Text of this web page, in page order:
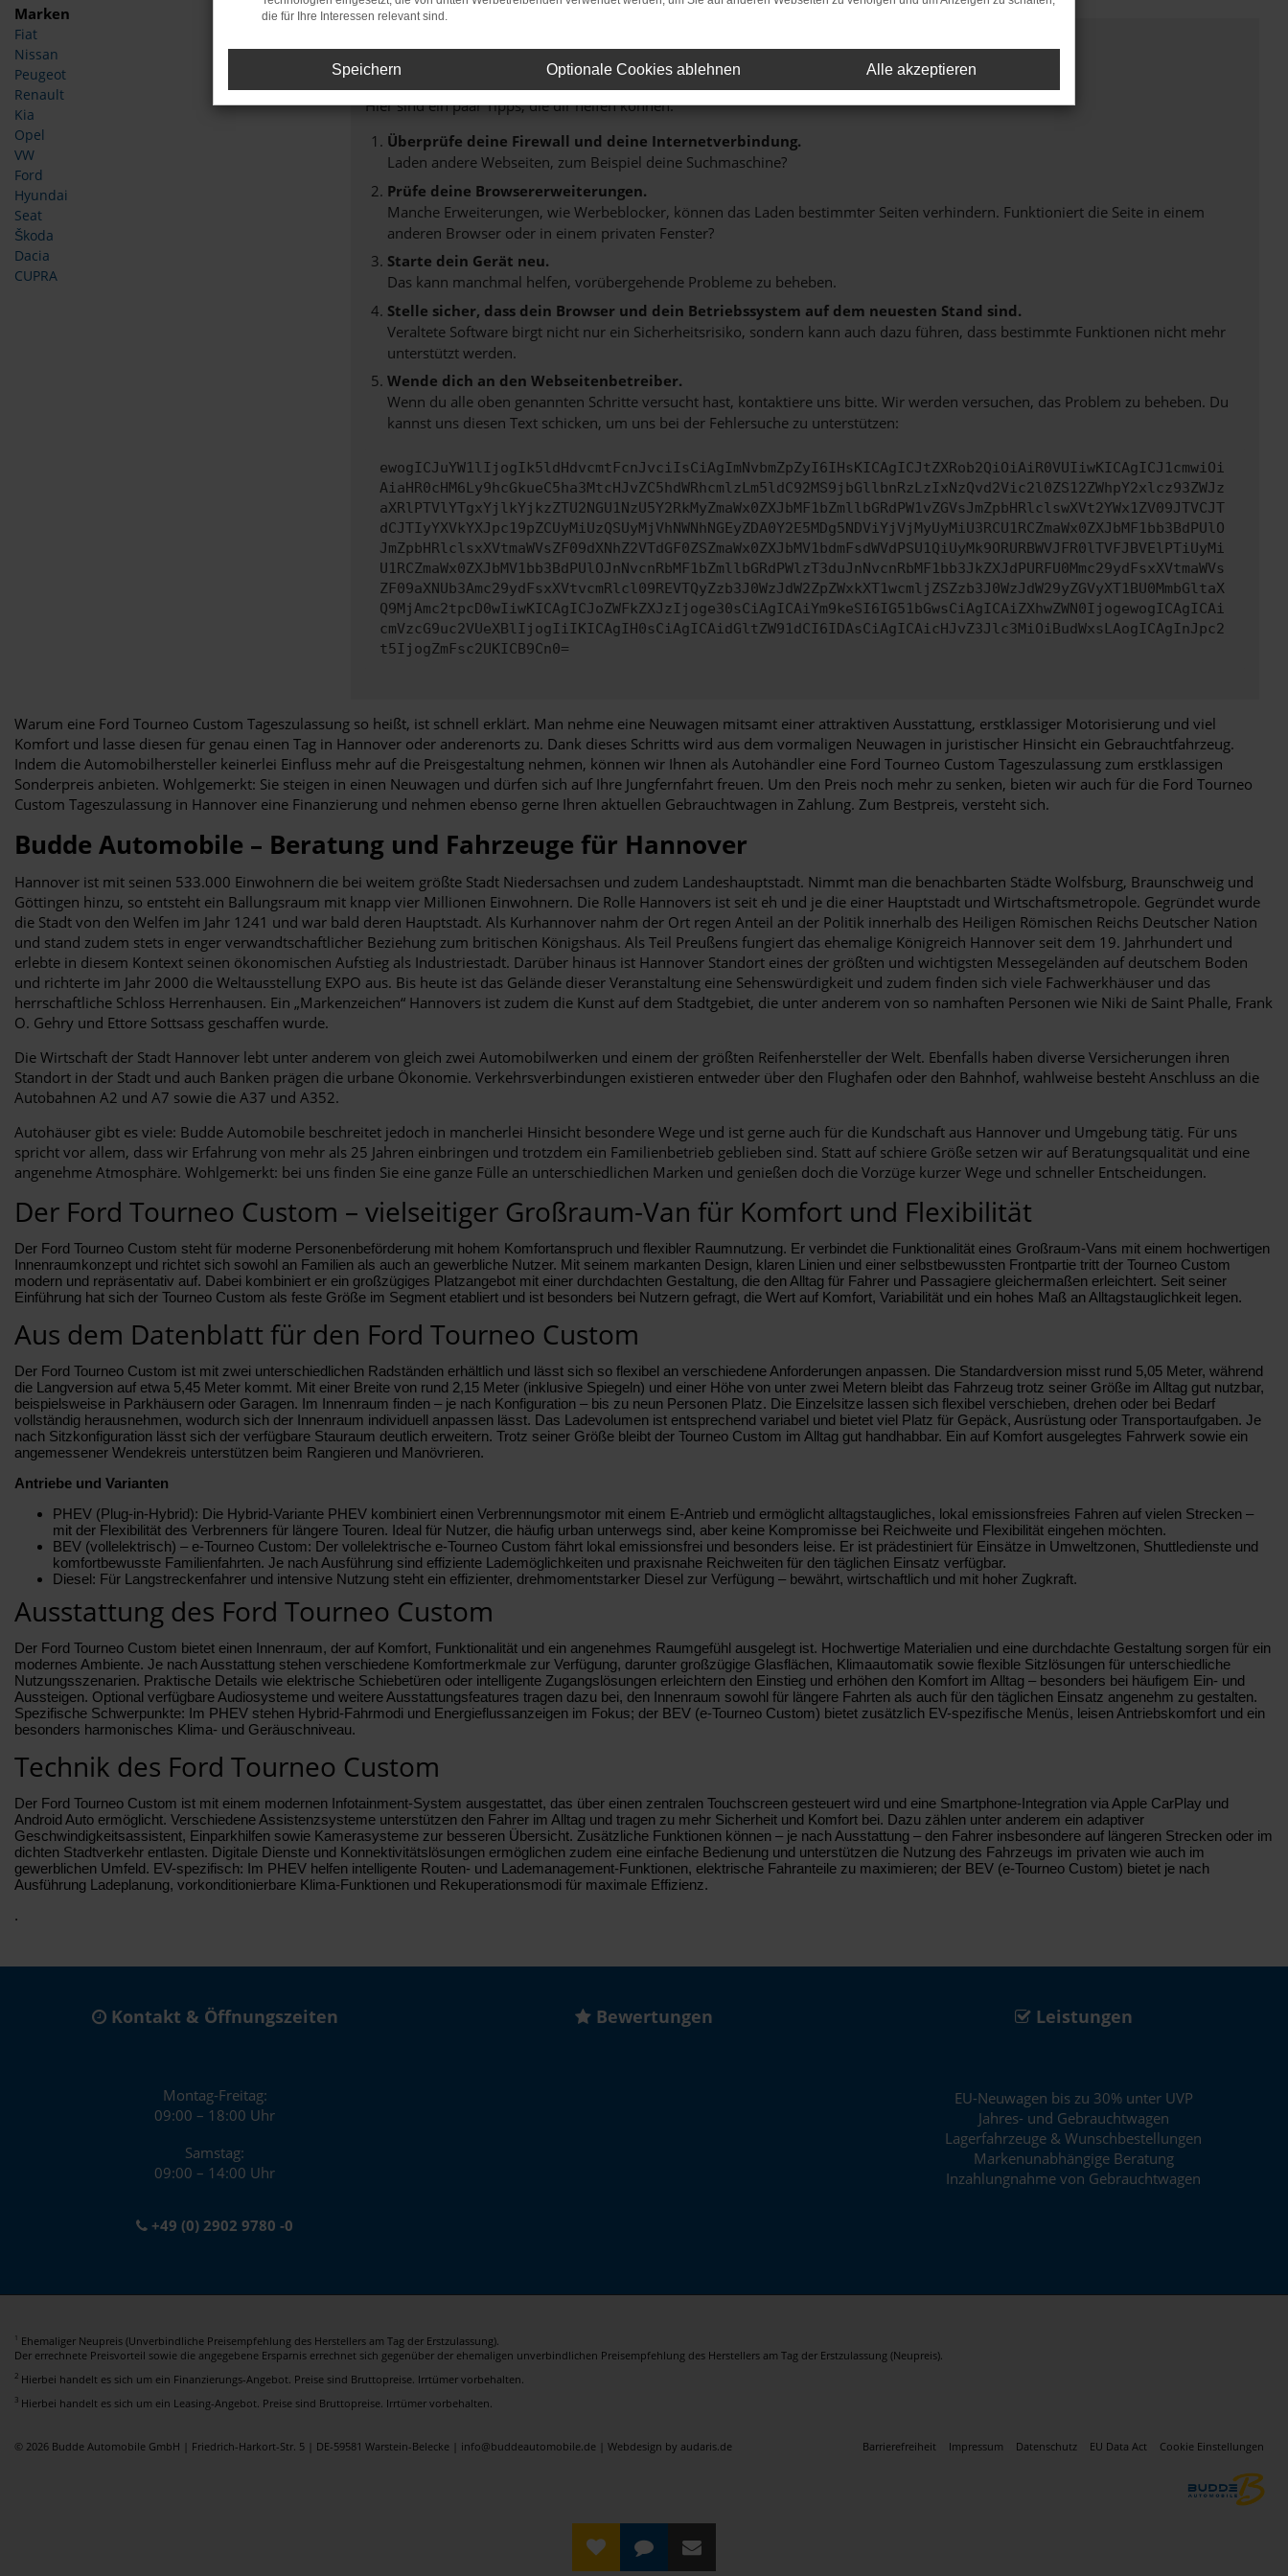
Marken
Fiat
Nissan
Peugeot
Renault
Kia
Opel
VW
Ford
Hyundai
Seat
Škoda
Dacia
CUPRA
Fehler: Network Error
Hier sind ein paar Tipps, die dir helfen können:
Überprüfe deine Firewall und deine Internetverbindung.
Laden andere Webseiten, zum Beispiel deine Suchmaschine?
Prüfe deine Browsererweiterungen.
Manche Erweiterungen, wie Werbeblocker, können das Laden bestimmter Seiten verhindern. Funktioniert die Seite in einem
anderen Browser oder in einem privaten Fenster?
Starte dein Gerät neu.
Das kann manchmal helfen, vorübergehende Probleme zu beheben.
Stelle sicher, dass dein Browser und dein Betriebssystem auf dem neuesten Stand sind.
Veraltete Software birgt nicht nur ein Sicherheitsrisiko, sondern kann auch dazu führen, dass bestimmte Funktionen nicht mehr
unterstützt werden.
Wende dich an den Webseitenbetreiber.
Wenn du alle oben genannten Schritte versucht hast, kontaktiere uns bitte. Wir werden versuchen, das Problem zu beheben. Du
kannst uns diesen Text schicken, um uns bei der Fehlersuche zu unterstützen:
ewogICJuYW1lIjogIk5ldHdvcmtFcnJvciIsCiAgImNvbmZpZyI6IHsKICAgICJtZXRob2QiOiAiR0VUIiwKICAgICJ1cmwiOi
AiaHR0cHM6Ly9hcGkueC5ha3MtcHJvZC5hdWRhcmlzLm5ldC92MS9jbGllbnRzLzIxNzQvd2Vic2l0ZS12ZWhpY2xlcz93ZWJz
aXRlPTVlYTgxYjlkYjkzZTU2NGU1NzU5Y2RkMyZmaWx0ZXJbMF1bZmllbGRdPW1vZGVsJmZpbHRlclswXVt2YWx1ZV09JTVCJT
dCJTIyYXVkYXJpc19pZCUyMiUzQSUyMjVhNWNhNGEyZDA0Y2E5MDg5NDViYjVjMyUyMiU3RCU1RCZmaWx0ZXJbMF1bb3BdPUlO
JmZpbHRlclsxXVtmaWVsZF09dXNhZ2VTdGF0ZSZmaWx0ZXJbMV1bdmFsdWVdPSU1QiUyMk9ORURBWVJFR0lTVFJBVElPTiUyMi
U1RCZmaWx0ZXJbMV1bb3BdPUlOJnNvcnRbMF1bZmllbGRdPWlzT3duJnNvcnRbMF1bb3JkZXJdPURFU0Mmc29ydFsxXVtmaWVs
ZF09aXNUb3Amc29ydFsxXVtvcmRlcl09REVTQyZzb3J0WzJdW2ZpZWxkXT1wcmljZSZzb3J0WzJdW29yZGVyXT1BU0MmbGltaX
Q9MjAmc2tpcD0wIiwKICAgICJoZWFkZXJzIjoge30sCiAgICAiYm9keSI6IG51bGwsCiAgICAiZXhwZWN0IjogewogICAgICAi
cmVzcG9uc2VUeXBlIjogIiIKICAgIH0sCiAgICAidGltZW91dCI6IDAsCiAgICAicHJvZ3Jlc3MiOiBudWxsLAogICAgInJpc2
t5IjogZmFsc2UKICB9Cn0=
Warum eine Ford Tourneo Custom Tageszulassung so heißt, ist schnell erklärt. Man nehme eine Neuwagen mitsamt einer attraktiven Ausstattung, erstklassiger Motorisierung und viel
Komfort und lasse diesen für genau einen Tag in Hannover oder anderenorts zu. Dank dieses Schritts wird aus dem vormaligen Neuwagen in juristischer Hinsicht ein Gebrauchtfahrzeug.
Indem die Automobilhersteller keinerlei Einfluss mehr auf die Preisgestaltung nehmen, können wir Ihnen als Autohändler eine Ford Tourneo Custom Tageszulassung zum erstklassigen
Sonderpreis anbieten. Wohlgemerkt: Sie steigen in einen Neuwagen und dürfen sich auf Ihre Jungfernfahrt freuen. Um den Preis noch mehr zu senken, bieten wir auch für die Ford Tourneo
Custom Tageszulassung in Hannover eine Finanzierung und nehmen ebenso gerne Ihren aktuellen Gebrauchtwagen in Zahlung. Zum Bestpreis, versteht sich.
Budde Automobile – Beratung und Fahrzeuge für Hannover
Hannover ist mit seinen 533.000 Einwohnern die bei weitem größte Stadt Niedersachsen und zudem Landeshauptstadt. Nimmt man die benachbarten Städte Wolfsburg, Braunschweig und
Göttingen hinzu, so entsteht ein Ballungsraum mit knapp vier Millionen Einwohnern. Die Rolle Hannovers ist seit eh und je die einer Hauptstadt und Wirtschaftsmetropole. Gegründet wurde
die Stadt von den Welfen im Jahr 1241 und war bald deren Hauptstadt. Als Kurhannover nahm der Ort regen Anteil an der Politik innerhalb des Heiligen Römischen Reichs Deutscher Nation
und stand zudem stets in enger verwandtschaftlicher Beziehung zum britischen Königshaus. Als Teil Preußens fungiert das ehemalige Königreich Hannover seit dem 19. Jahrhundert und
erlebte in diesem Kontext seinen ökonomischen Aufstieg als Industriestadt. Darüber hinaus ist Hannover Standort eines der größten und wichtigsten Messegeländen auf deutschem Boden
und richterte im Jahr 2000 die Weltausstellung EXPO aus. Bis heute ist das Gelände dieser Veranstaltung eine Sehenswürdigkeit und zudem finden sich viele Fachwerkhäuser und das
herrschaftliche Schloss Herrenhausen. Ein „Markenzeichen“ Hannovers ist zudem die Kunst auf dem Stadtgebiet, die unter anderem von so namhaften Personen wie Niki de Saint Phalle, Frank
O. Gehry und Ettore Sottsass geschaffen wurde.
Die Wirtschaft der Stadt Hannover lebt unter anderem von gleich zwei Automobilwerken und einem der größten Reifenhersteller der Welt. Ebenfalls haben diverse Versicherungen ihren
Standort in der Stadt und auch Banken prägen die urbane Ökonomie. Verkehrsverbindungen existieren entweder über den Flughafen oder den Bahnhof, wahlweise besteht Anschluss an die
Autobahnen A2 und A7 sowie die A37 und A352.
Autohäuser gibt es viele: Budde Automobile beschreitet jedoch in mancherlei Hinsicht besondere Wege und ist gerne auch für die Kundschaft aus Hannover und Umgebung tätig. Für uns
spricht vor allem, dass wir Erfahrung von mehr als 25 Jahren einbringen und trotzdem ein Familienbetrieb geblieben sind. Statt auf schiere Größe setzen wir auf Beratungsqualität und eine
angenehme Atmosphäre. Wohlgemerkt: bei uns finden Sie eine ganze Fülle an unterschiedlichen Marken und genießen doch die Vorzüge kurzer Wege und schneller Entscheidungen.
Der Ford Tourneo Custom – vielseitiger Großraum-Van für Komfort und Flexibilität
Der Ford Tourneo Custom steht für moderne Personenbeförderung mit hohem Komfortanspruch und flexibler Raumnutzung. Er verbindet die Funktionalität eines Großraum-Vans mit einem hochwertigen
Innenraumkonzept und richtet sich sowohl an Familien als auch an gewerbliche Nutzer. Mit seinem markanten Design, klaren Linien und einer selbstbewussten Frontpartie tritt der Tourneo Custom
modern und repräsentativ auf. Dabei kombiniert er ein großzügiges Platzangebot mit einer durchdachten Gestaltung, die den Alltag für Fahrer und Passagiere gleichermaßen erleichtert. Seit seiner
Einführung hat sich der Tourneo Custom als feste Größe im Segment etabliert und ist besonders bei Nutzern gefragt, die Wert auf Komfort, Variabilität und ein hohes Maß an Alltagstauglichkeit legen.
Aus dem Datenblatt für den Ford Tourneo Custom
Der Ford Tourneo Custom ist mit zwei unterschiedlichen Radständen erhältlich und lässt sich so flexibel an verschiedene Anforderungen anpassen. Die Standardversion misst rund 5,05 Meter, während
die Langversion auf etwa 5,45 Meter kommt. Mit einer Breite von rund 2,15 Meter (inklusive Spiegeln) und einer Höhe von unter zwei Metern bleibt das Fahrzeug trotz seiner Größe im Alltag gut nutzbar,
beispielsweise in Parkhäusern oder Garagen. Im Innenraum finden – je nach Konfiguration – bis zu neun Personen Platz. Die Einzelsitze lassen sich flexibel verschieben, drehen oder bei Bedarf
vollständig herausnehmen, wodurch sich der Innenraum individuell anpassen lässt. Das Ladevolumen ist entsprechend variabel und bietet viel Platz für Gepäck, Ausrüstung oder Transportaufgaben. Je
nach Sitzkonfiguration lässt sich der verfügbare Stauraum deutlich erweitern. Trotz seiner Größe bleibt der Tourneo Custom im Alltag gut handhabbar. Ein auf Komfort ausgelegtes Fahrwerk sowie ein
angemessener Wendekreis unterstützen beim Rangieren und Manövrieren.
Antriebe und Varianten
PHEV (Plug-in-Hybrid): Die Hybrid-Variante PHEV kombiniert einen Verbrennungsmotor mit einem E‑Antrieb und ermöglicht alltagstaugliches, lokal emissionsfreies Fahren auf vielen Strecken –
mit der Flexibilität des Verbrenners für längere Touren. Ideal für Nutzer, die häufig urban unterwegs sind, aber keine Kompromisse bei Reichweite und Flexibilität eingehen möchten.
BEV (vollelektrisch) – e‑Tourneo Custom: Der vollelektrische e‑Tourneo Custom fährt lokal emissionsfrei und besonders leise. Er ist prädestiniert für Einsätze in Umweltzonen, Shuttledienste und
komfortbewusste Familienfahrten. Je nach Ausführung sind effiziente Lademöglichkeiten und praxisnahe Reichweiten für den täglichen Einsatz verfügbar.
Diesel: Für Langstreckenfahrer und intensive Nutzung steht ein effizienter, drehmomentstarker Diesel zur Verfügung – bewährt, wirtschaftlich und mit hoher Zugkraft.
Ausstattung des Ford Tourneo Custom
Der Ford Tourneo Custom bietet einen Innenraum, der auf Komfort, Funktionalität und ein angenehmes Raumgefühl ausgelegt ist. Hochwertige Materialien und eine durchdachte Gestaltung sorgen für ein
modernes Ambiente. Je nach Ausstattung stehen verschiedene Komfortmerkmale zur Verfügung, darunter großzügige Glasflächen, Klimaautomatik sowie flexible Sitzlösungen für unterschiedliche
Nutzungsszenarien. Praktische Details wie elektrische Schiebetüren oder intelligente Zugangslösungen erleichtern den Einstieg und erhöhen den Komfort im Alltag – besonders bei häufigem Ein- und
Aussteigen. Optional verfügbare Audiosysteme und weitere Ausstattungsfeatures tragen dazu bei, den Innenraum sowohl für längere Fahrten als auch für den täglichen Einsatz angenehm zu gestalten.
Spezifische Schwerpunkte: Im PHEV stehen Hybrid-Fahrmodi und Energieflussanzeigen im Fokus; der BEV (e‑Tourneo Custom) bietet zusätzlich EV-spezifische Menüs, leisen Antriebskomfort und ein
besonders harmonisches Klima- und Geräuschniveau.
Technik des Ford Tourneo Custom
Der Ford Tourneo Custom ist mit einem modernen Infotainment-System ausgestattet, das über einen zentralen Touchscreen gesteuert wird und eine Smartphone-Integration via Apple CarPlay und
Android Auto ermöglicht. Verschiedene Assistenzsysteme unterstützen den Fahrer im Alltag und tragen zu mehr Sicherheit und Komfort bei. Dazu zählen unter anderem ein adaptiver
Geschwindigkeitsassistent, Einparkhilfen sowie Kamerasysteme zur besseren Übersicht. Zusätzliche Funktionen können – je nach Ausstattung – den Fahrer insbesondere auf längeren Strecken oder im
dichten Stadtverkehr entlasten. Digitale Dienste und Konnektivitätslösungen ermöglichen zudem eine einfache Bedienung und unterstützen die Nutzung des Fahrzeugs im privaten wie auch im
gewerblichen Umfeld. EV-spezifisch: Im PHEV helfen intelligente Routen- und Lademanagement-Funktionen, elektrische Fahranteile zu maximieren; der BEV (e‑Tourneo Custom) bietet je nach
Ausführung Ladeplanung, vorkonditionierbare Klima-Funktionen und Rekuperationsmodi für maximale Effizienz.
.
Kontakt & Öffnungszeiten
Montag-Freitag:
09:00 – 18:00 Uhr
Samstag:
09:00 – 14:00 Uhr
+49 (0) 2902 9780 -0
Bewertungen Leistungen
EU-Neuwagen bis zu 30% unter UVP
Jahres- und Gebrauchtwagen
Lagerfahrzeuge & Wunschbestellungen
Markenunabhängige Beratung
Inzahlungnahme von Gebrauchtwagen
1
Ehemaliger Neupreis (Unverbindliche Preisempfehlung des Herstellers am Tag der Erstzulassung).
Der errechnete Preisvorteil sowie die angegebene Ersparnis errechnet sich gegenüber der ehemaligen unverbindlichen Preisempfehlung des Herstellers am Tag der Erstzulassung (Neupreis).
2 Hierbei handelt es sich um ein Finanzierungs-Angebot. Preise sind Bruttopreise. Irrtümer vorbehalten.
3 Hierbei handelt es sich um ein Leasing-Angebot. Preise sind Bruttopreise. Irrtümer vorbehalten.
Barrierefreiheit Impressum Datenschutz EU Data Act Cookie Einstellungen
© 2026 Budde Automobile GmbH | Friedrich-Harkort-Str. 5 | DE-59581 Warstein-Belecke | info@buddeautomobile.de | Webdesign by audaris.de
die für Ihre Interessen relevant sind.
Speichern Optionale Cookies ablehnen Alle akzeptieren